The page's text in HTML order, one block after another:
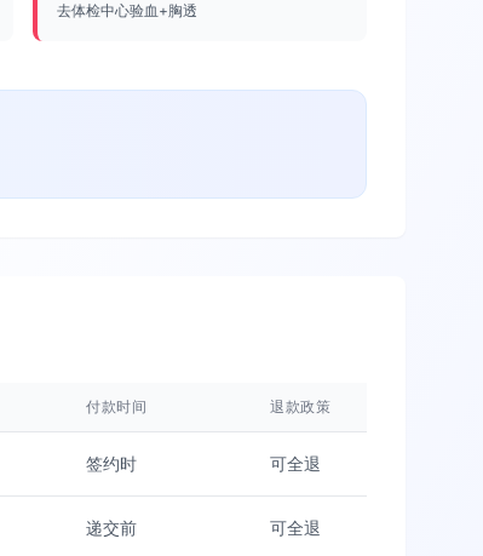
去体检中心验血+胸透
付款时间 退款政策
签约时 可全退
递交前 可全退